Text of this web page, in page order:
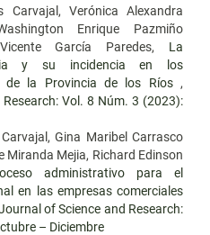
Carvajal, Verónica Alexandra
Enrique Pazmiño
García Paredes, La
y su incidencia en los
de la Provincia de los Ríos ,
Vol. 8 Núm. 3 (2023):
Gina Maribel Carrasco
Miranda Mejia, Richard Edinson
administrativo para el
en las empresas comerciales
of Science and Research:
– Diciembre